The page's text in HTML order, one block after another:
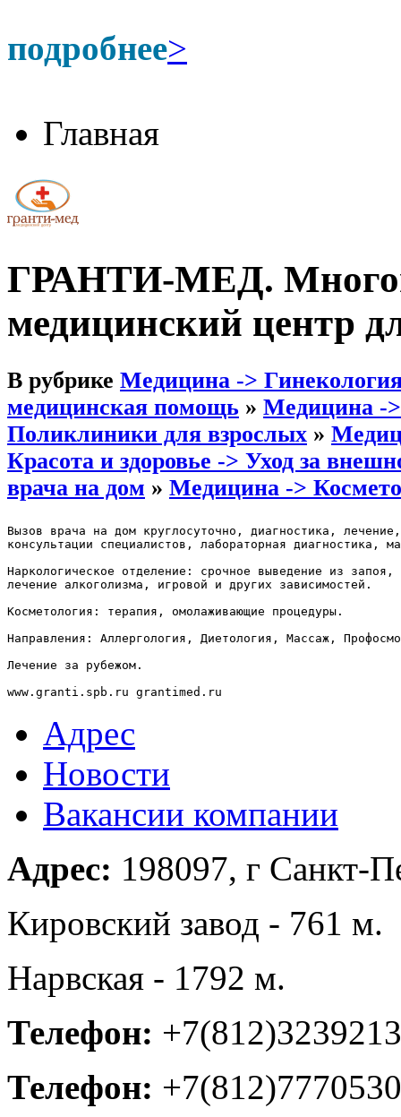
подробнее>
Главная
ГРАНТИ-МЕД.
медицинский центр
В рубрике Медицина ->
медицинская помощь » Медицина -
Поликлиники для взрослых »
Красота и здоровье -> Уход за
врача на дом » Медицина ->
Вызов врача на дом круглосуточно, диагностика,
консультации специалистов, лабораторная диагностика,
Наркологическое отделение: срочное выведение из запоя,
лечение алкоголизма, игровой и других зависимостей.
Косметология: терапия, омолаживающие процедуры.
Направления: Аллергология, Диетология, Массаж,
Лечение за рубежом.
www.granti.spb.ru grantimed.ru
Адрес
Новости
Вакансии компании
Адрес: 198097, г Санкт-
Кировский завод - 761 м.
Нарвская - 1792 м.
Телефон:
Телефон: